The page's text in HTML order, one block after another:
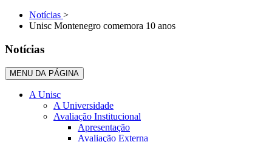
Notícias >
Unisc Montenegro comemora 10 anos
Notícias
MENU DA PÁGINA
A Unisc
A Universidade
Avaliação Institucional
Apresentação
Avaliação Externa